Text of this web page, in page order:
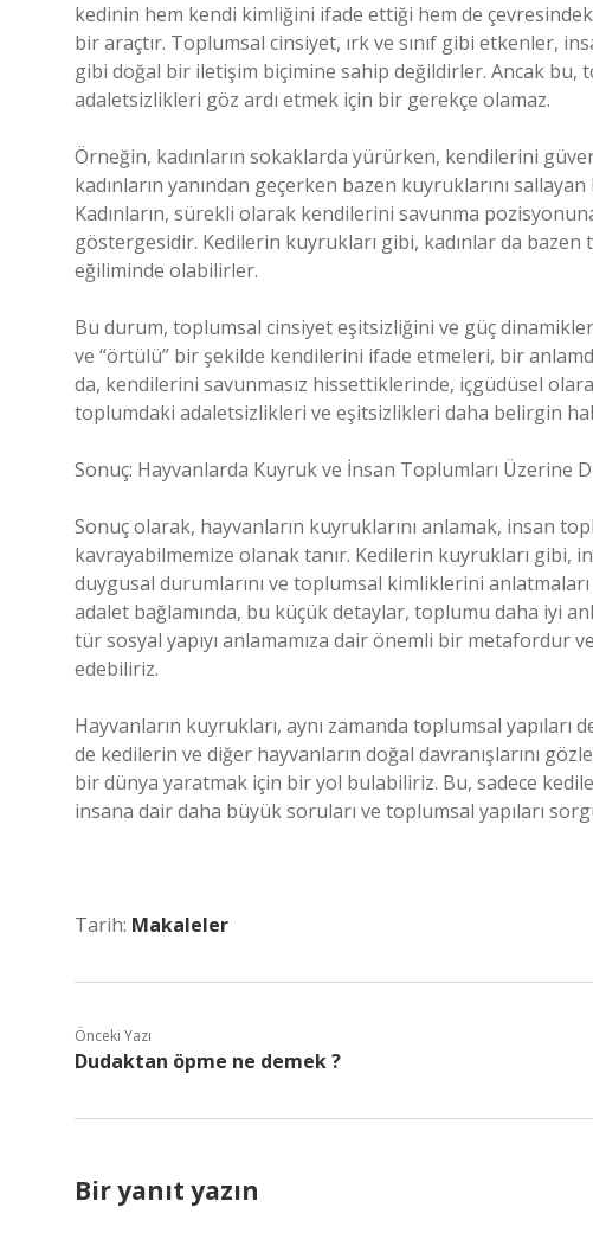
kedinin hem kendi kimliğini ifade ettiği hem de
bir araçtır. Toplumsal cinsiyet, ırk ve sınıf gibi etkenler,
gibi doğal bir iletişim biçimine sahip değildirler. Ancak bu,
adaletsizlikleri göz ardı etmek için bir gerekçe olamaz.
Örneğin, kadınların sokaklarda yürürken, kendilerini
kadınların yanından geçerken bazen kuyruklarını
Kadınların, sürekli olarak kendilerini savunma
göstergesidir. Kedilerin kuyrukları gibi, kadınlar da
eğiliminde olabilirler.
Bu durum, toplumsal cinsiyet eşitsizliğini ve güç
ve “örtülü” bir şekilde kendilerini ifade etmeleri, bir
da, kendilerini savunmasız hissettiklerinde, içgüdüsel
toplumdaki adaletsizlikleri ve eşitsizlikleri daha belirgin
Sonuç: Hayvanlarda Kuyruk ve İnsan Toplumları Üzerine
Sonuç olarak, hayvanların kuyruklarını anlamak, insan
kavrayabilmemize olanak tanır. Kedilerin kuyrukları gibi,
duygusal durumlarını ve toplumsal kimliklerini
adalet bağlamında, bu küçük detaylar, toplumu daha iyi
tür sosyal yapıyı anlamamıza dair önemli bir metafordur
edebiliriz.
Hayvanların kuyrukları, aynı zamanda toplumsal
de kedilerin ve diğer hayvanların doğal davranışlarını
bir dünya yaratmak için bir yol bulabiliriz. Bu, sadece
insana dair daha büyük soruları ve toplumsal yapıları
Tarih: Makaleler
Önceki Yazı
Dudaktan öpme ne demek ?
Bir yanıt yazın